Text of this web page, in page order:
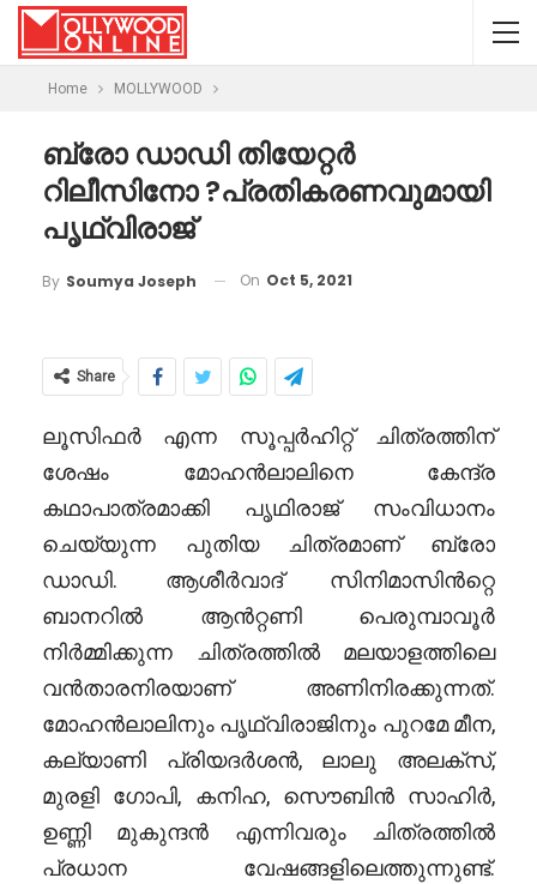
Home MOLLYWOOD
ബ്രോ ഡാഡി തിയേറ്റർ
റിലീസിനോ ?പ്രതികരണവുമായി
പൃഥ്വിരാജ്
By Soumya Joseph On Oct 5, 2021
Share
ലൂസിഫർ എന്ന സൂപ്പർഹിറ്റ് ചിത്രത്തിന്
ശേഷം മോഹൻലാലിനെ കേന്ദ്ര
കഥാപാത്രമാക്കി പൃഥിരാജ് സംവിധാനം
ചെയ്യുന്ന പുതിയ ചിത്രമാണ് ബ്രോ
ഡാഡി. ആശീർവാദ് സിനിമാസിൻറ്റെ
ബാനറിൽ ആൻറ്റണി പെരുമ്പാവൂർ
നിർമ്മിക്കുന്ന ചിത്രത്തിൽ മലയാളത്തിലെ
വൻതാരനിരയാണ് അണിനിരക്കുന്നത്.
മോഹൻലാലിനും പൃഥ്വിരാജിനും പുറമേ മീന,
കല്യാണി പ്രിയദർശൻ, ലാലു അലക്സ്,
മുരളി ഗോപി, കനിഹ, സൌബിൻ സാഹിർ,
ഉണ്ണി മുകുന്ദൻ എന്നിവരും ചിത്രത്തിൽ
പ്രധാന വേഷങ്ങളിലെത്തുന്നുണ്ട്.